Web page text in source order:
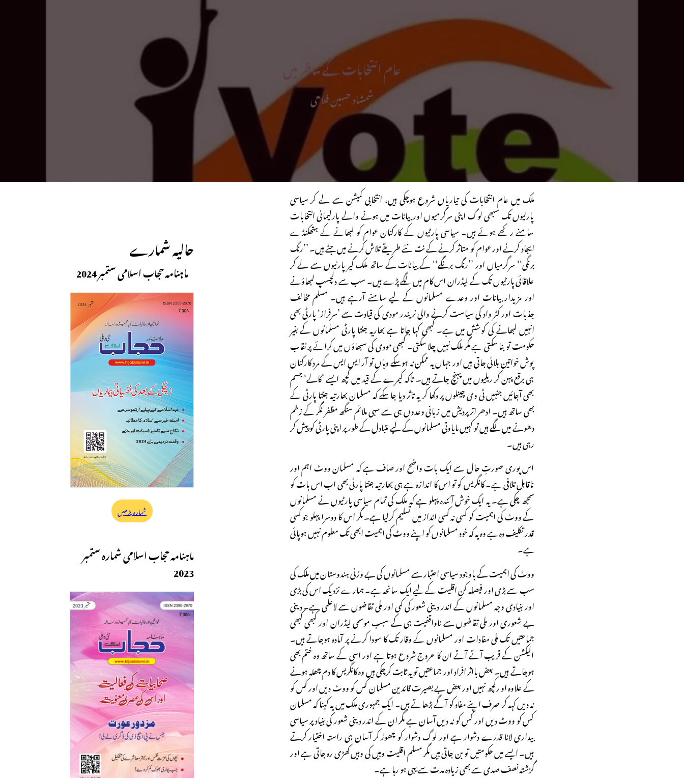
عام انتخابات کے تناظر میں
شمشاد حسین فلاحی
ملک میں عام انتخابات کی تیاریاں شروع ہوچکی ہیں، انتخابی کمیشن سے لے کر سیاسی
پارٹیوں تک سبھی لوگ اپنی سرگرمیوں اور بیانات میں ہونے والے پارلیمانی انتخابات
سامنے رکھے ہوئے ہیں۔ سیاسی پارٹیوں کے کارکنان عوام کو لبھانے کے ہتھکنڈے
ایجاد کرنے اور عوام کو متاثر کرنے کے نت نئے طریقے تلاش کرنے میں جٹے ہیں۔ ’’رنگ
برنگی‘‘ سرگرمیاں اور ’’رنگ برنگے‘‘ کے بیانات کے ساتھ ملک گیر پارٹیوں سے لے کر
علاقائی پارٹیوں تک کے لیڈران اس کام میں لگے پڑے ہیں۔ سب سے دلچسپ لبھاؤنے
اور مزیدار بیانات اور وعدے مسلمانوں کے لیے سامنے آرہے ہیں۔ مسلم مخالف
جذبات اور کٹر واد کی سیاست کرنے والی نریندر مودی کی قیادت سے ’سرفراز‘ پارٹی بھی
انہیں لبھانے کی کوشش میں ہے۔ کبھی کہا جاتا ہے بھاریہ جنتا پارٹی مسلمانوں کے بغیر
حکومت تو بنا سکتی ہے مگر ملک نہیں چلا سکتی۔ کبھی مودی کی سبھاؤں میں کرائے پر نقاب
پوش خواتین بلائی جاتی ہیں اور جہاں یہ ممکن نہ ہوسکے وہاں تو آر ایس ایس کے مرد کارکنان
ہی برقع پہن کر ریلیوں میں پہنچ جاتے ہیں۔ تاکہ کیمرے کے قید میں کچھ ایسے ’کالے‘ جسم
بھی آجائیں جنہیں ٹی وی چینلوں پر دکھا کر یہ تاثر دیا جاسکے کہ مسلمان بھارتیہ جنتا پارٹی کے
بھی ساتھ ہیں۔ ادھر اترپردیش میں زبانی وعدوں ہی سے سہی ملائم سنگھ مظفر نگر کے زخم
دھونے میں لگے ہیں تو کہیں مایاوتی مسلمانوں کے لیے متبادل کے طور پر اپنی پارٹی کو پیش کر
رہی ہیں۔
اس پوری صورتِ حال سے ایک بات واضح اور صاف ہے کہ مسلمان ووٹ اہم اور
ناقابل تلافی ہے۔ کانگریس کو تو اس کا اندازہ ہے ہی بھارتیہ جنتا پارٹی بھی اب اس بات کو
سمجھ چکی ہے۔ یہ ایک خوش آئندہ پہلو ہے کہ ملک کی تمام سیاسی پارٹیوں نے مسلمانوں
کے ووٹ کی اہمیت کو کسی نہ کسی انداز میں تسلیم کرلیا ہے۔ مگر اس کا دوسرا پہلو جو کسی
قدر تکلیف دہ ہے وہ یہ کہ خود مسلمانوں کو اپنے ووٹ کی اہمیت ابھی تک معلوم نہیں ہوپائی
ہے۔
ووٹ کی اہمیت کے باوجود سیاسی اعتبار سے مسلمانوں کی بے وزنی ہندوستان میں ملک کی
سب سے بڑی اور فیصلہ کن اقلیت کے لیے ایک سانحہ ہے۔ ہمارے نزدیک اس کی بڑی
اور بنیادی وجہ مسلمانوں کے اندر دینی شعور کی کمی اور ملی تقاضوں سے لاعلمی ہے۔ دینی
بے شعوری اور ملی تقاضوں سے ناواقفیت ہی کے سبب موسمی لیڈران اور کبھی کبھی
جماعتیں تک ملی مفادات اور مسلمانوں کے وقار تک کا سودا کرنے پر آمادہ ہوجاتے ہیں۔
الیکشن کے قریب آتے آتے ان کا عروج شروع ہوتا ہے اور اسی کے ساتھ وہ ختم بھی
ہوجاتے ہیں۔ بعض بااثر افراد اور جماعتیں تو یہ ثابت کرچکی ہیں وہ کانگریس کا دم چھلہ ہونے
کے علاوہ او رکچھ نہیں اور بعض بے بصیرت قائدین مسلمان کس کو ووٹ دیں اور کس کو
نہ دیں کہہ کر صرف اپنے مفاد کو آگے بڑھاتے ہیں۔ ایک جمہوری ملک میں یہ کہنا کہ مسلمان
کس کو ووٹ دیں اور کس کو نہ دیں آسان ہے مگر ان کے اندر دینی شعور کی بنیاد پر سیاسی
بیداری لانا قدرے دشوار ہے اور لوگ دشوار کو چھوڑ کر آسان ہی راستہ اختیار کرتے
ہیں۔ ایسے میں حکومتیں تو بن جاتی ہیں مگر مسلم اقلیت وہیں کی وہیں کھڑی رہ جاتی ہے اور
گزشتہ نصف صدی سے بھی زیادہ مدت سے یہی ہو رہا ہے۔
حالیہ شمارے
ماہنامہ حجاب اسلامی ستمبر 2024
شمارہ پڑھیں
ماہنامہ حجاب اسلامی شمارہ ستمبر
2023